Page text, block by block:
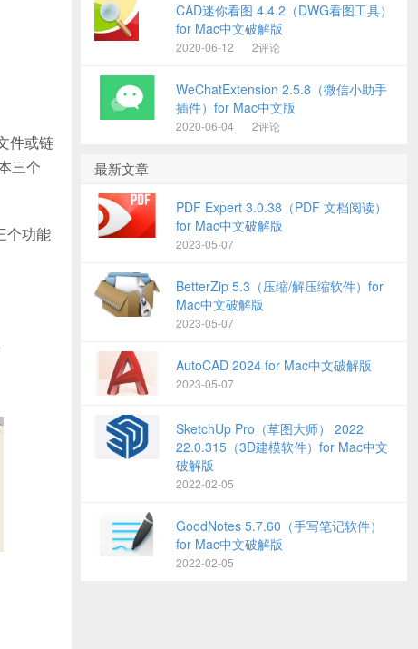
件或链
三个
个功能
CAD迷你看图 4.4.2（DWG看图工具）
for Mac中文破解版
2020-06-12 2评论
WeChatExtension 2.5.8（微信小助手
插件）for Mac中文版
2020-06-04 2评论
最新文章
PDF Expert 3.0.38（PDF 文档阅读）
for Mac中文破解版
2023-05-07
BetterZip 5.3（压缩/解压缩软件）for
Mac中文破解版
2023-05-07
AutoCAD 2024 for Mac中文破解版
2023-05-07
SketchUp Pro（草图大师） 2022
22.0.315（3D建模软件）for Mac中文
破解版
2022-02-05
GoodNotes 5.7.60（手写笔记软件）
for Mac中文破解版
2022-02-05